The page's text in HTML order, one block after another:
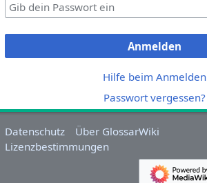
Anmelden
Hilfe beim Anmelden
Passwort vergessen?
Datenschutz
Über GlossarWiki
Lizenzbestimmungen